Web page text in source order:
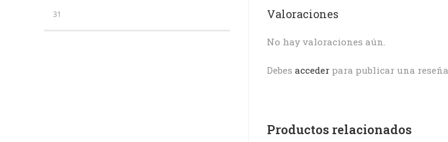
Valoraciones
No hay valoraciones aún.
Debes acceder para publicar una reseña.
Productos relacionados
31